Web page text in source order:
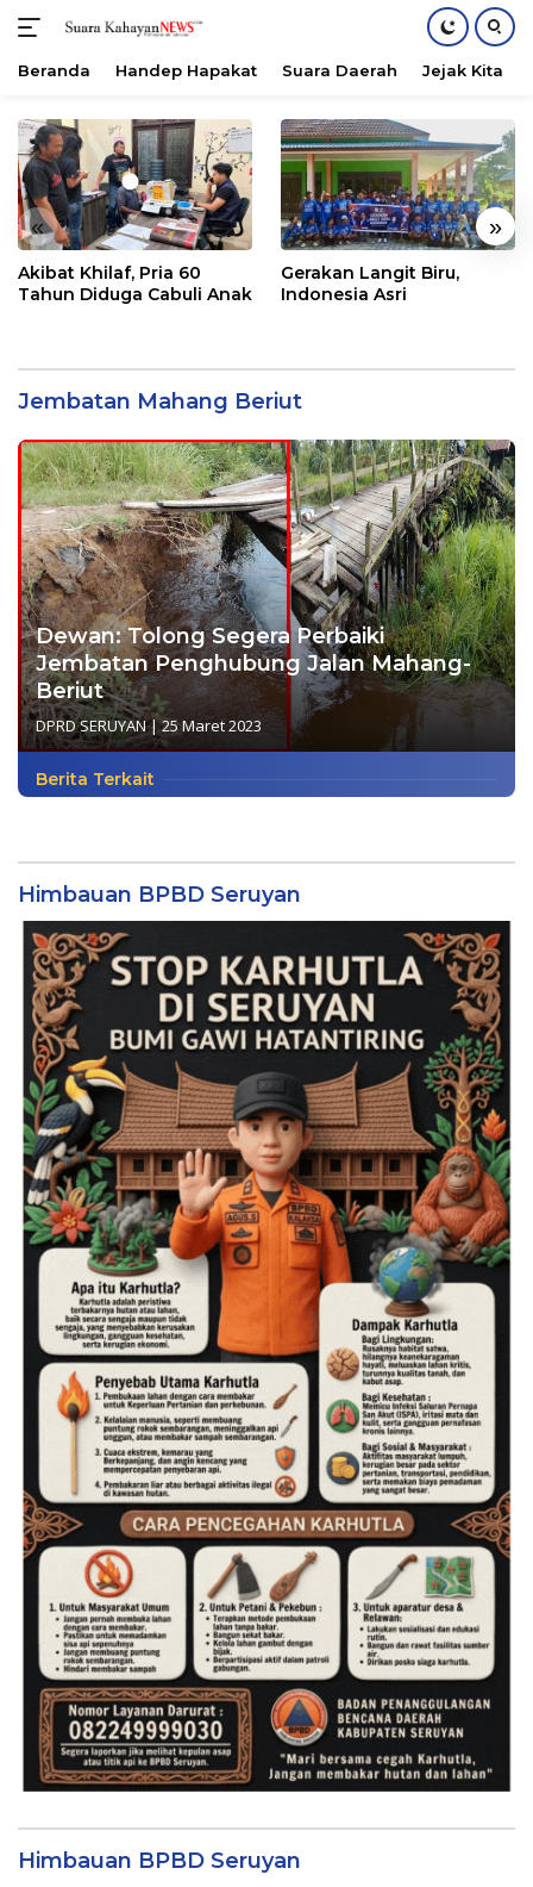
konten
Beranda Handep Hapakat Suara Daerah Jejak Kita
« »
Akibat Khilaf, Pria 60
Tahun Diduga Cabuli Anak
Gerakan Langit Biru,
Indonesia Asri
Jembatan Mahang Beriut
Dewan: Tolong Segera Perbaiki
Jembatan Penghubung Jalan Mahang-
Beriut
DPRD SERUYAN|25 Maret 2023
Berita Terkait
Himbauan BPBD Seruyan
Himbauan BPBD Seruyan